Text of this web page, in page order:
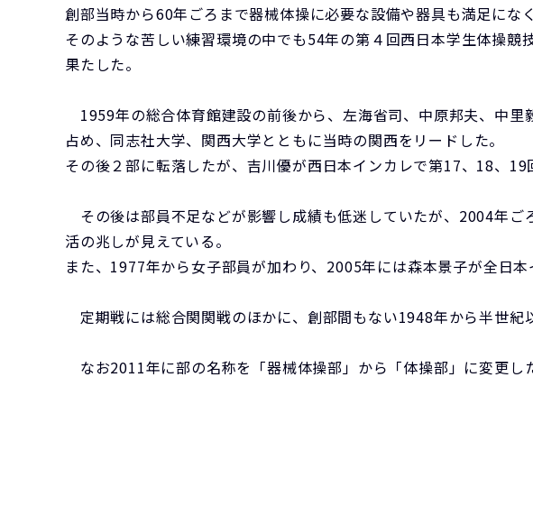
創部当時から60年ごろまで器械体操に必要な設備や器具も満足にな
そのような苦しい練習環境の中でも54年の第４回西日本学生体操
果たした。
1959年の総合体育館建設の前後から、左海省司、中原邦夫、中
占め、同志社大学、関西大学とともに当時の関西をリードした。
その後２部に転落したが、吉川優が西日本インカレで第17、18、
その後は部員不足などが影響し成績も低迷していたが、2004年
活の兆しが見えている。
また、1977年から女子部員が加わり、2005年には森本景子が全日
定期戦には総合関関戦のほかに、創部間もない1948年から半世紀
なお2011年に部の名称を「器械体操部」から「体操部」に変更し